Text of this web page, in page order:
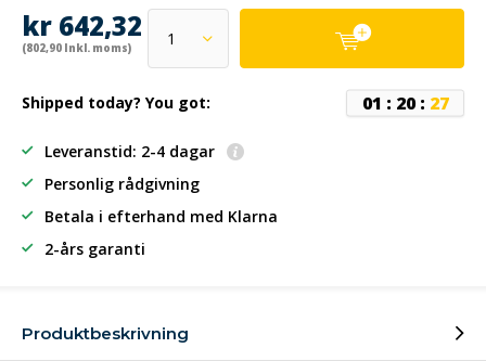
kr 642,32
(802,90 Inkl. moms)
Shipped today? You got: 01 : 20: 26
Leveranstid: 2-4 dagar
Personlig rådgivning
Betala i efterhand med Klarna
2-års garanti
Produktbeskrivning